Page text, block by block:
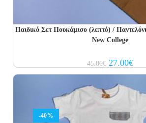
Παιδικό Σετ Πουκάμισο (λεπτό) /
New College
45.00€ Original
price
was:
27.00€
price
is:
-40%